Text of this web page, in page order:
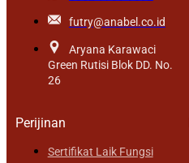
futry@anabel.co.id
Aryana Karawaci
Green Rutisi Blok DD. No.
26
Perijinan
Sertifikat Laik Fungsi